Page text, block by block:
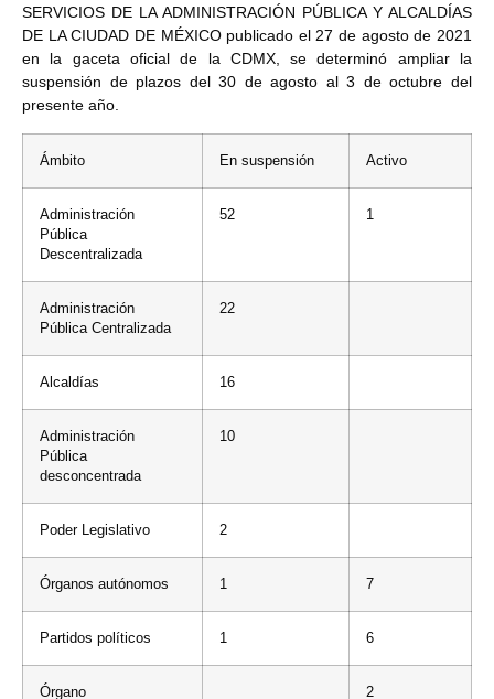
SERVICIOS DE LA ADMINISTRACIÓN PÚBLICA Y ALCALDÍAS
DE LA CIUDAD DE MÉXICO publicado el 27 de agosto de 2021
en la gaceta oficial de la CDMX, se determinó ampliar la
suspensión de plazos del 30 de agosto al 3 de octubre del
presente año.
Ámbito En suspensión Activo
Administración
Pública
Descentralizada
52 1
Administración
Pública Centralizada
22
Alcaldías 16
Administración
Pública
desconcentrada
10
Poder Legislativo 2
Órganos autónomos 1 7
Partidos políticos 1 6
Órgano
2